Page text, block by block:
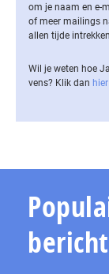
om je naam en e-
of meer mailings
allen tijde
Wil je weten hoe
vens? Klik dan hier